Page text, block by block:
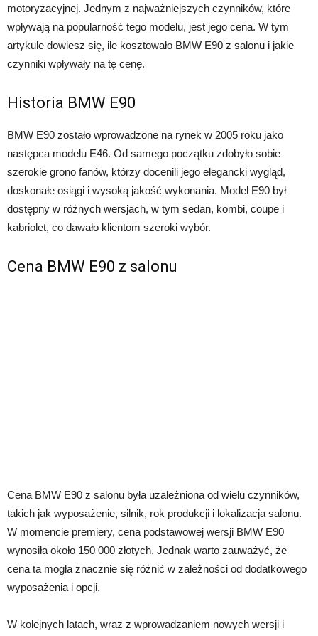
motoryzacyjnej. Jednym z najważniejszych czynników, które
wpływają na popularność tego modelu, jest jego cena. W tym
artykule dowiesz się, ile kosztowało BMW E90 z salonu i jakie
czynniki wpływały na tę cenę.
Historia BMW E90
BMW E90 zostało wprowadzone na rynek w 2005 roku jako
następca modelu E46. Od samego początku zdobyło sobie
szerokie grono fanów, którzy docenili jego elegancki wygląd,
doskonałe osiągi i wysoką jakość wykonania. Model E90 był
dostępny w różnych wersjach, w tym sedan, kombi, coupe i
kabriolet, co dawało klientom szeroki wybór.
Cena BMW E90 z salonu
Cena BMW E90 z salonu była uzależniona od wielu czynników,
takich jak wyposażenie, silnik, rok produkcji i lokalizacja salonu.
W momencie premiery, cena podstawowej wersji BMW E90
wynosiła około 150 000 złotych. Jednak warto zauważyć, że
cena ta mogła znacznie się różnić w zależności od dodatkowego
wyposażenia i opcji.
W kolejnych latach, wraz z wprowadzaniem nowych wersji i